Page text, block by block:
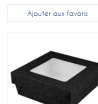
Ajouter aux favoris